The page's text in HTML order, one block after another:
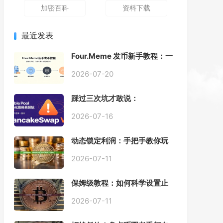
加密百科 资料下载
最近发表
Four.Meme 发币新手教程：一
动踩坑
2026-07-20
踩过三次坑才敢说：
Pool 最容易翻车的不是手续
2026-07-16
动态锁定利润：手把手教你玩
2026-07-11
保姆级教程：如何科学设置止
2026-07-11